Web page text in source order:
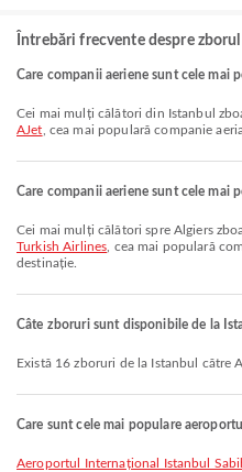
Întrebări frecvente despre
Care companii aeriene sunt cele mai
Cei mai mulți călători din Istanbul
AJet , cea mai populară companie
Care companii aeriene sunt cele mai
Cei mai mulți călători spre Algiers
Turkish Airlines , cea mai populară
destinație.
Câte zboruri sunt disponibile de la
Există 16 zboruri de la Istanbul către
Care sunt cele mai populare
Aeroportul Internațional Istanbul